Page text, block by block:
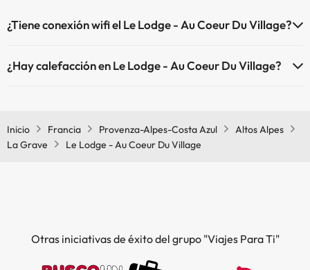
¿Tiene conexión wifi el Le Lodge - Au Coeur Du Village?
¿Hay calefacción en Le Lodge - Au Coeur Du Village?
Inicio
Francia Provenza-Alpes-Costa Azul
Altos Alpes
La Grave
Le Lodge - Au Coeur Du Village
Otras iniciativas de éxito del grupo "Viajes Para Ti"